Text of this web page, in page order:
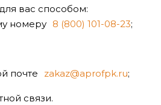
вас способом:
номеру 8 (800) 101-08-23;
почте zakaz@aprofpk.ru;
связи.